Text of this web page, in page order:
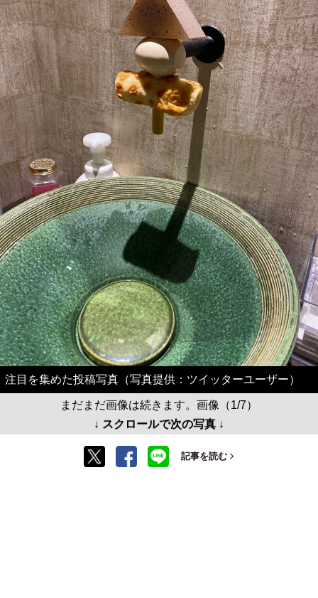
注目を集めた投稿写真（写真提供：ツイッターユーザー）
まだまだ画像は続きます。画像（1/7）
↓ スクロールで次の写真 ↓
記事を読む